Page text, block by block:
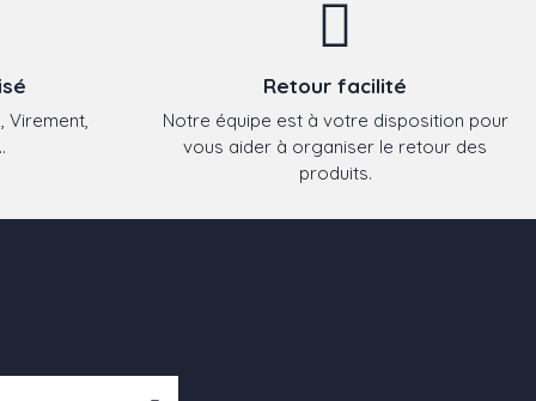
Virement,
Retour facilité
Notre équipe est à votre disposition pour
vous aider à organiser le retour des
produits.